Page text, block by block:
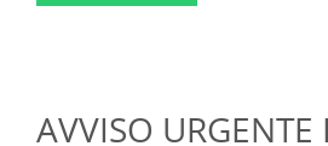
AVVISO URGENTE